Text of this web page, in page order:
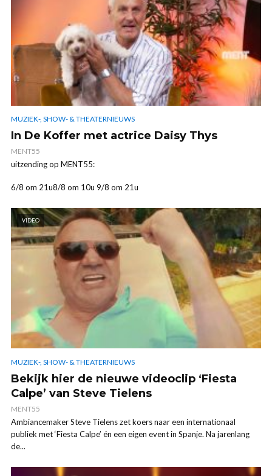
MUZIEK-, SHOW- & THEATERNIEUWS
In De Koffer met actrice Daisy Thys
MENT55
uitzending op MENT55:
6/8 om 21u8/8 om 10u 9/8 om 21u
VIDEO
MUZIEK-, SHOW- & THEATERNIEUWS
Bekijk hier de nieuwe videoclip ‘Fiesta
Calpe’ van Steve Tielens
MENT55
Ambiancemaker Steve Tielens zet koers naar een internationaal
publiek met ‘Fiesta Calpe’ én een eigen event in Spanje. Na jarenlang
de...